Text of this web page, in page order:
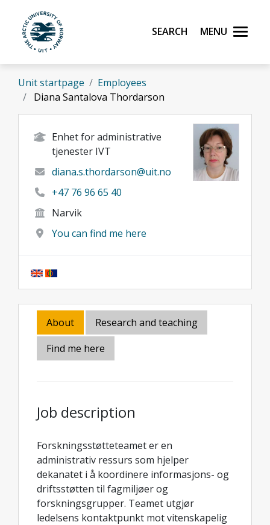
Skip to main content
UiT The Arctic University of Norway
Search Menu
Unit startpage
Employees
Diana Santalova Thordarson
Enhet for administrative
tjenester IVT
diana.s.thordarson@uit.no
+47 76 96 65 40
Narvik
You can find me here
About
Research and teaching
Find me here
Job description
Forskningsstøtteteamet er en
administrativ ressurs som hjelper
dekanatet i å koordinere informasjons- og
driftsstøtten til fagmiljøer og
forskningsgrupper. Teamet utgjør
ledelsens kontaktpunkt mot vitenskapelig